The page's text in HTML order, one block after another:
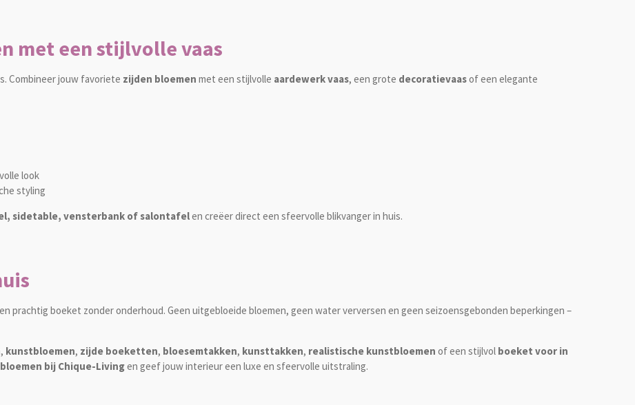
met een stijlvolle vaas
Combineer jouw favoriete zijden bloemen met een stijlvolle aardewerk vaas, een grote decoratievaasof een elegante
look
styling
sidetable, vensterbank of salontafelen creëer direct een sfeervolle blikvanger in huis.
prachtig boeket zonder onderhoud. Geen uitgebloeide bloemen, geen water verversen en geen seizoensgebonden beperkingen –
, kunstbloemen, zijde boeketten, bloesemtakken, kunsttakken, realistische kunstbloemen of een stijlvol boeket voor in
bij Chique-Livingen geef jouw interieur een luxe en sfeervolle uitstraling.